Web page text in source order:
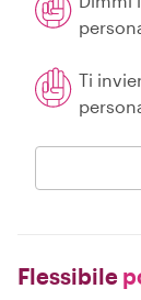
Ti
Flessibile